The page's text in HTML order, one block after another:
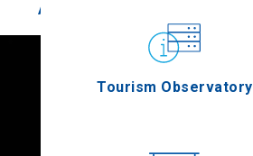
Agion Oros
Tourism Observatory